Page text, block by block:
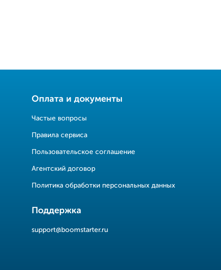
Оплата и документы
Частые вопросы
Правила сервиса
Пользовательское соглашение
Агентский договор
Политика обработки персональных данных
Поддержка
support@boomstarter.ru